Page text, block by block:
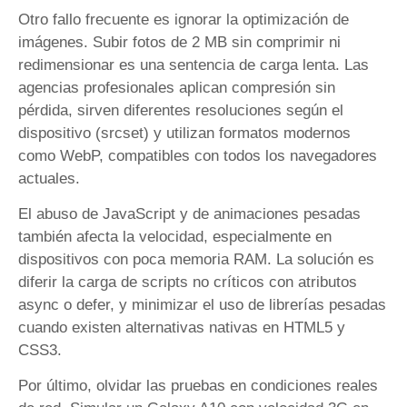
Otro fallo frecuente es ignorar la optimización de
imágenes. Subir fotos de 2 MB sin comprimir ni
redimensionar es una sentencia de carga lenta. Las
agencias profesionales aplican compresión sin
pérdida, sirven diferentes resoluciones según el
dispositivo (srcset) y utilizan formatos modernos
como WebP, compatibles con todos los navegadores
actuales.
El abuso de JavaScript y de animaciones pesadas
también afecta la velocidad, especialmente en
dispositivos con poca memoria RAM. La solución es
diferir la carga de scripts no críticos con atributos
async o defer, y minimizar el uso de librerías pesadas
cuando existen alternativas nativas en HTML5 y
CSS3.
Por último, olvidar las pruebas en condiciones reales